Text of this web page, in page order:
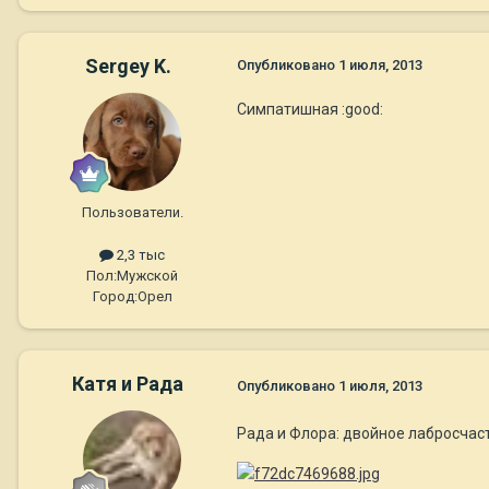
Sergey K.
Пользователи.
2,3 тыс
Пол:Мужской
Город:Орел
Опубликовано 1 июля, 2013
Симпатишная :good:
Катя и Рада Опубликовано 1 июля, 2013
Рада и Флора: двойное